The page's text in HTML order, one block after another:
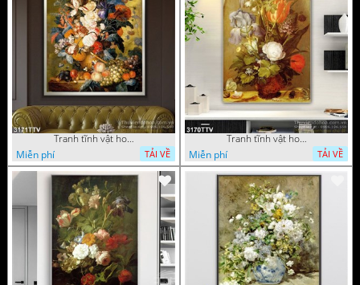
Tranh tĩnh vật hoa quả sơn dầu đẹp
Miễn phí
TẢI VỀ
Tranh tĩnh vật hoa quả sơn dầu độc đáo
Miễn phí
TẢI VỀ